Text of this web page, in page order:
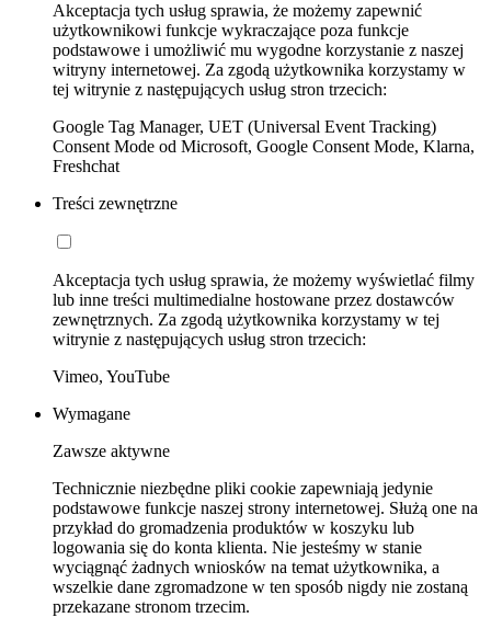
Akceptacja tych usług sprawia, że możemy zapewnić
użytkownikowi funkcje wykraczające poza funkcje
podstawowe i umożliwić mu wygodne korzystanie z naszej
witryny internetowej. Za zgodą użytkownika korzystamy w
tej witrynie z następujących usług stron trzecich:
Google Tag Manager, UET (Universal Event Tracking)
Consent Mode od Microsoft, Google Consent Mode, Klarna,
Freshchat
Treści zewnętrzne
Akceptacja tych usług sprawia, że możemy wyświetlać filmy
lub inne treści multimedialne hostowane przez dostawców
zewnętrznych. Za zgodą użytkownika korzystamy w tej
witrynie z następujących usług stron trzecich:
Vimeo, YouTube
Wymagane
Zawsze aktywne
Technicznie niezbędne pliki cookie zapewniają jedynie
podstawowe funkcje naszej strony internetowej. Służą one na
przykład do gromadzenia produktów w koszyku lub
logowania się do konta klienta. Nie jesteśmy w stanie
wyciągnąć żadnych wniosków na temat użytkownika, a
wszelkie dane zgromadzone w ten sposób nigdy nie zostaną
przekazane stronom trzecim.